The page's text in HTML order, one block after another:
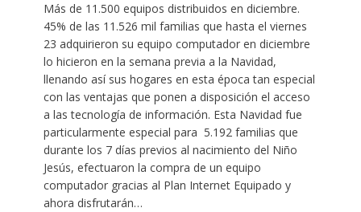
Más de 11.500 equipos distribuidos en diciembre.
45% de las 11.526 mil familias que hasta el viernes
23 adquirieron su equipo computador en diciembre
lo hicieron en la semana previa a la Navidad,
llenando así sus hogares en esta época tan especial
con las ventajas que ponen a disposición el acceso
a las tecnología de información. Esta Navidad fue
particularmente especial para 5.192 familias que
durante los 7 días previos al nacimiento del Niño
Jesús, efectuaron la compra de un equipo
computador gracias al Plan Internet Equipado y
ahora disfrutarán…